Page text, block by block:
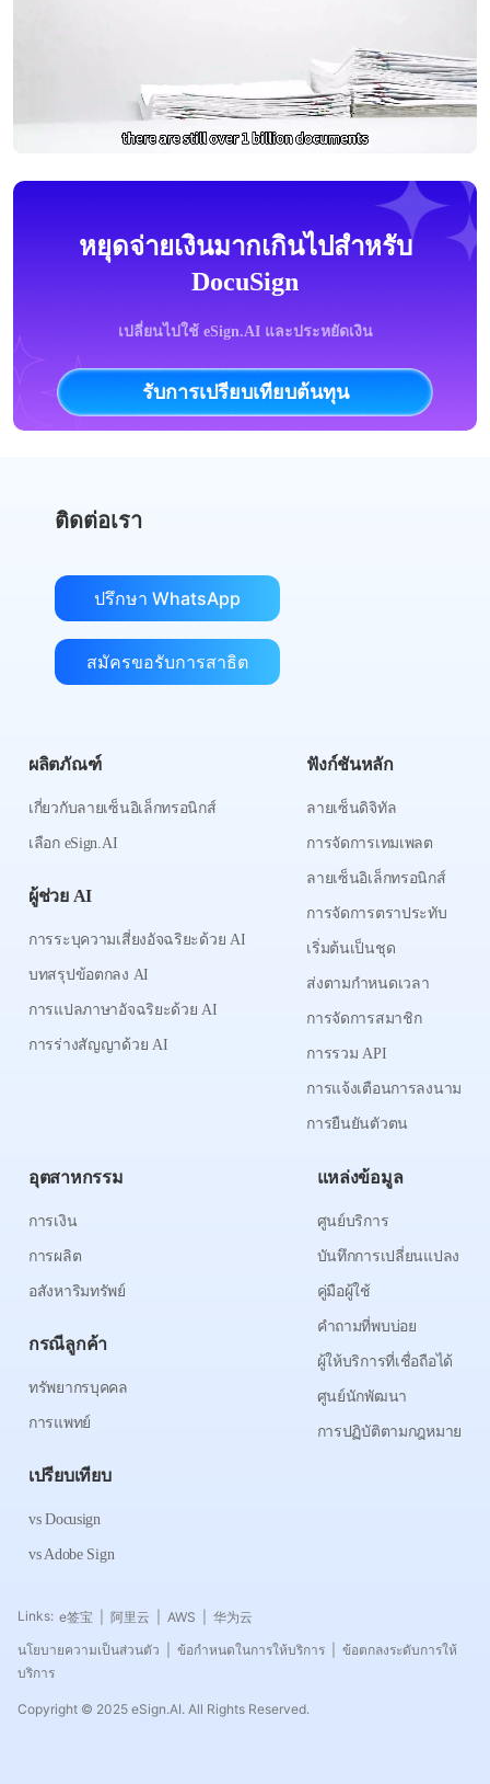
หยุดจ่ายเงินมากเกินไปสำหรับ
DocuSign
เปลี่ยนไปใช้ eSign.AI และประหยัดเงิน
รับการเปรียบเทียบต้นทุน
ติดต่อเรา
ปรึกษา WhatsApp
สมัครขอรับการสาธิต
ผลิตภัณฑ์
เกี่ยวกับลายเซ็นอิเล็กทรอนิกส์
เลือก eSign.AI
ผู้ช่วย AI
การระบุความเสี่ยงอัจฉริยะด้วย AI
บทสรุปข้อตกลง AI
การแปลภาษาอัจฉริยะด้วย AI
การร่างสัญญาด้วย AI
ฟังก์ชันหลัก
ลายเซ็นดิจิทัล
การจัดการเทมเพลต
ลายเซ็นอิเล็กทรอนิกส์
การจัดการตราประทับ
เริ่มต้นเป็นชุด
ส่งตามกำหนดเวลา
การจัดการสมาชิก
การรวม API
การแจ้งเตือนการลงนาม
การยืนยันตัวตน
อุตสาหกรรม
การเงิน
การผลิต
อสังหาริมทรัพย์
กรณีลูกค้า
ทรัพยากรบุคคล
การแพทย์
เปรียบเทียบ
vs Docusign
vs Adobe Sign
แหล่งข้อมูล
ศูนย์บริการ
บันทึกการเปลี่ยนแปลง
คู่มือผู้ใช้
คำถามที่พบบ่อย
ผู้ให้บริการที่เชื่อถือได้
ศูนย์นักพัฒนา
การปฏิบัติตามกฎหมาย
Links: e签宝 阿里云 AWS
华为云
นโยบายความเป็นส่วนตัว
ข้อกำหนดในการให้บริการ
ข้อตกลงระดับการให้
บริการ
Copyright © 2025 eSign.AI. All Rights Reserved.